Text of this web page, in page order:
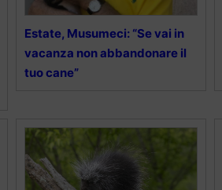
Estate, Musumeci: “Se vai in
vacanza non abbandonare il
tuo cane”